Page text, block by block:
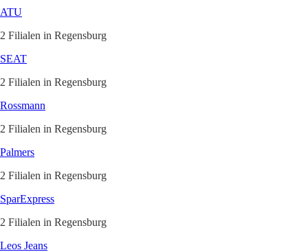
ATU
2 Filialen in Regensburg
SEAT
2 Filialen in Regensburg
Rossmann
2 Filialen in Regensburg
Palmers
2 Filialen in Regensburg
SparExpress
2 Filialen in Regensburg
Leos Jeans